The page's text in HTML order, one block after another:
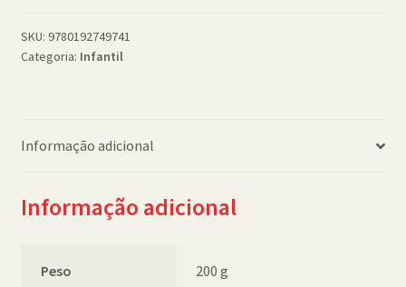
SCHOLASTICBOOKCLUB
SKU: 9780192749741
Categoria: Infantil
Informação adicional
Informação adicional
Peso 200 g